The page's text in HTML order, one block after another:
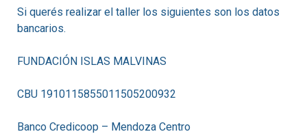
Si querés realizar el taller los siguientes son los datos
bancarios.
FUNDACIÓN ISLAS MALVINAS
CBU 1910115855011505200932
Banco Credicoop – Mendoza Centro